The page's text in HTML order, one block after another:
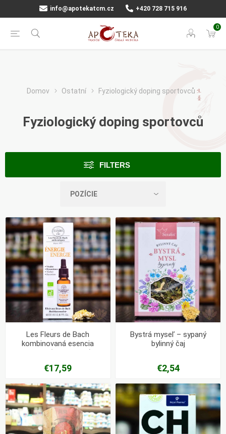
info@apotekatcm.cz +420 728 715 916
0
Domov Ostatní Fyziologický doping sportovců
Fyziologický doping sportovců
FILTERS
Les Fleurs de Bach
kombinovaná esencia
Energia (Vyčerpanie)
€17,59
Bystrá myseľ – sypaný
bylinný čaj
€2,54